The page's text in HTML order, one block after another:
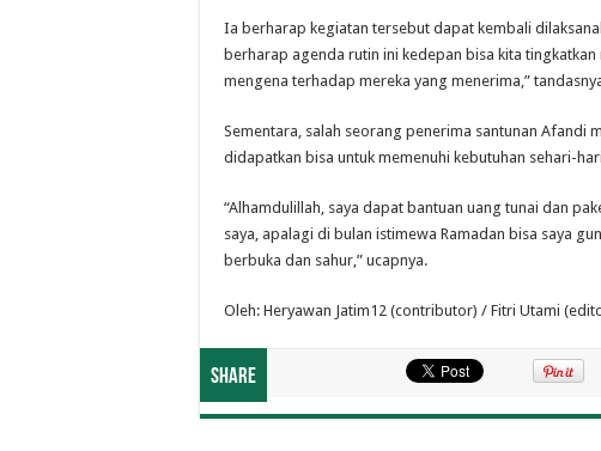
Ia berharap kegiatan tersebut dapat kembali
berharap agenda rutin ini kedepan bisa kita
mengena terhadap mereka yang menerima,”
Sementara, salah seorang penerima santunan Afandi
didapatkan bisa untuk memenuhi kebutuhan sehari-
“Alhamdulillah, saya dapat bantuan uang tunai dan
saya, apalagi di bulan istimewa Ramadan bisa saya
berbuka dan sahur,” ucapnya.
Oleh: Heryawan Jatim12 (contributor) / Fitri Utami
Share